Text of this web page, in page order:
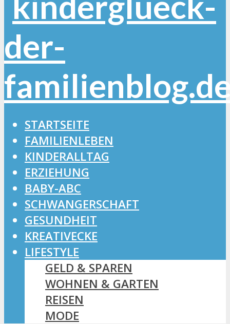
STARTSEITE
FAMILIENLEBEN
KINDERALLTAG
ERZIEHUNG
BABY-ABC
SCHWANGERSCHAFT
GESUNDHEIT
KREATIVECKE
LIFESTYLE
GELD & SPAREN
WOHNEN & GARTEN
REISEN
MODE